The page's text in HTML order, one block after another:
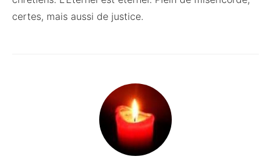
certes, mais aussi de justice.